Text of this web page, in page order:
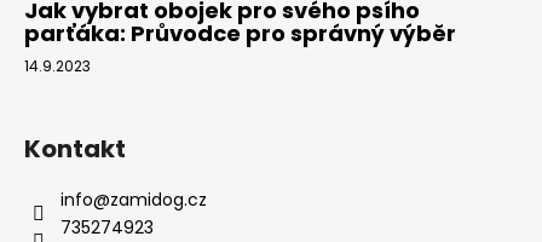
Jak vybrat obojek pro svého psího
parťáka: Průvodce pro správný výběr
14.9.2023
Kontakt
info@zamidog.cz
735274923